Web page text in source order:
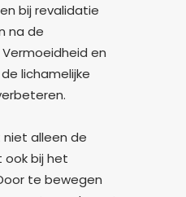
bij revalidatie
na de
en
lichamelijke
alleen de
bij het
te bewegen